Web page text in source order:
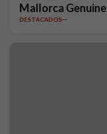
Mallorca Genuine
DESTACADOS